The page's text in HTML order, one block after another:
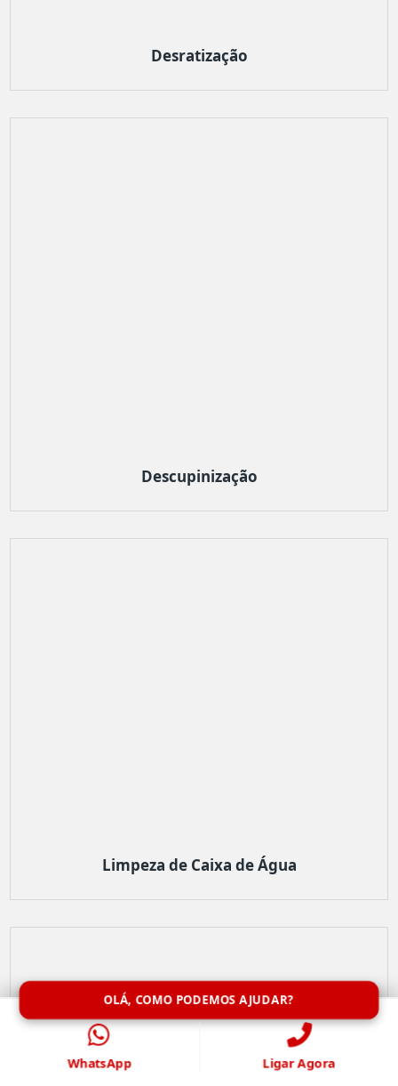
Desratização
Descupinização
Limpeza de Caixa de Água
OLÁ, COMO PODEMOS AJUDAR?
WhatsApp Ligar Agora